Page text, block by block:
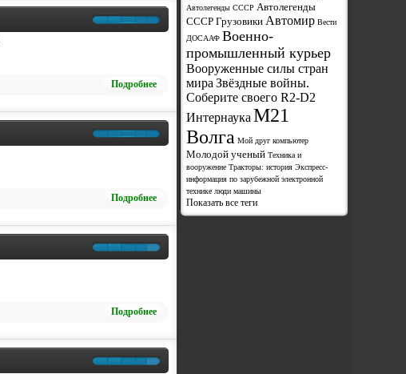
Подробнее
Подробнее
Подробнее
Автолегенды СССР Автолегенды
СССР Грузовики Автомир Вести
ДОСААФ Военно-
промышленный курьер
Вооруженные силы стран
мира Звёздные войны.
Соберите своего R2-D2
Интернаука М21
Волга Мой друг компьютер
Молодой ученый Техника и
вооружение Тракторы: история Экспресс-
информация по зарубежной электронной
технике люди машины
Показать все теги